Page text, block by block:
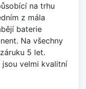
na trhu
z mála
baterie
Na všechny
5 let.
velmi kvalitní